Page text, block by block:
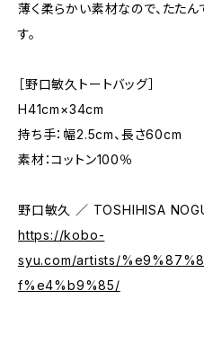
薄く柔らかい素材なので、たた
す。
［野口敏久トートバッグ］
H41cm×34cm
持ち手：幅2.5cm、長さ60cm
素材：コットン100％
野口敏久 ／ TOSHIHISA
https://kobo-
syu.com/artists/
f%e4%b9%85/